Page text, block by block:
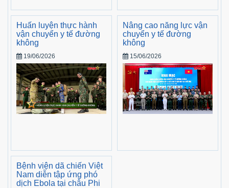
Huấn luyện thực hành
vận chuyển y tế đường
không
19/06/2026
Nâng cao năng lực vận
chuyển y tế đường
không
15/06/2026
Bệnh viện dã chiến Việt
Nam diễn tập ứng phó
dịch Ebola tại châu Phi